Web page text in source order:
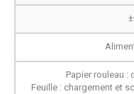
Papier rouleau :
Feuille : chargement et